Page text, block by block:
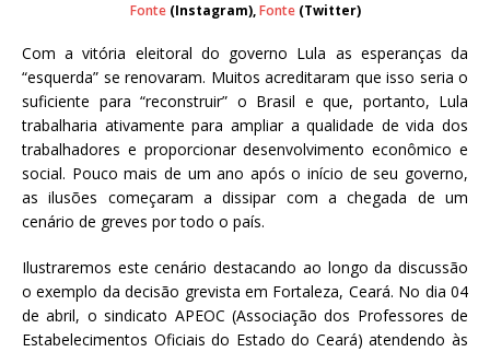
Fonte(Instagram),Fonte(Twitter)
Com a vitória eleitoral do governo Lula as esperanças da
“esquerda” se renovaram. Muitos acreditaram que isso seria o
suficiente para “reconstruir” o Brasil e que, portanto, Lula
trabalharia ativamente para ampliar a qualidade de vida dos
trabalhadores e proporcionar desenvolvimento econômico e
social. Pouco mais de um ano após o início de seu governo,
as ilusões começaram a dissipar com a chegada de um
cenário de greves por todo o país.
Ilustraremos este cenário destacando ao longo da discussão
o exemplo da decisão grevista em Fortaleza, Ceará. No dia 04
de abril, o sindicato APEOC (Associação dos Professores de
Estabelecimentos Oficiais do Estado do Ceará) atendendo às